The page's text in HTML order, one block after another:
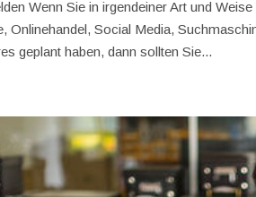
Wenn Sie in irgendeiner Art und
Onlinehandel, Social Media,
geplant haben, dann sollten Sie...